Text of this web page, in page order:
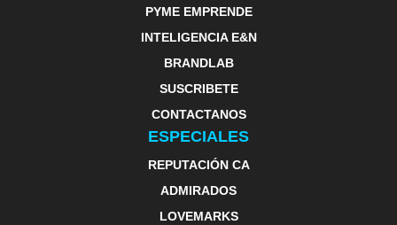
PYME EMPRENDE
INTELIGENCIA E&N
BRANDLAB
SUSCRIBETE
CONTACTANOS
ESPECIALES
REPUTACIÓN CA
ADMIRADOS
LOVEMARKS